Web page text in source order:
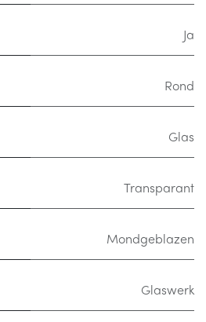
Ja
Rond
Glas
Transparant
Mondgeblazen
Glaswerk